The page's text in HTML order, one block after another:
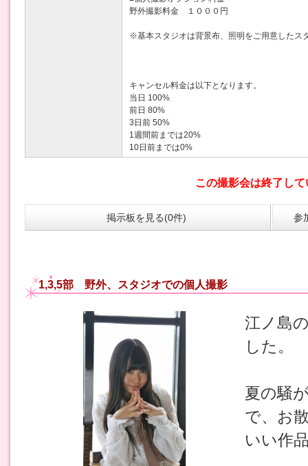
野外撮影料金 １０００円
※基本スタジオは背景布、照明をご用意したス
キャンセル料金は以下となります。
当日 100%
前日 80%
3日前 50%
1週間前までは20%
10日前までは0%
この撮影会は終了し
掲示板を見る(0件) 参
1,3,5部 野外、スタジオでの個人撮影
江ノ島
した。
夏の騒
で、お
いい作